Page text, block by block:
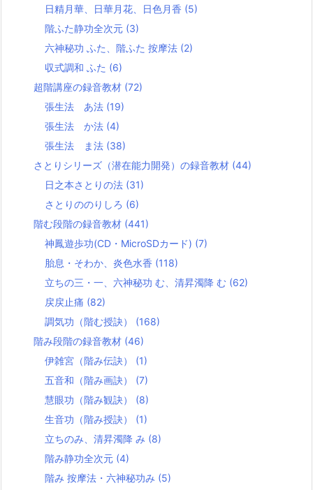
日精月華、日華月花、日色月香 (5)
階ふた静功全次元 (3)
六神秘功 ふた、階ふた 按摩法 (2)
収式調和 ふた (6)
超階講座の録音教材 (72)
張生法 あ法 (19)
張生法 か法 (4)
張生法 ま法 (38)
さとりシリーズ（潜在能力開発）の録音教材 (44)
日之本さとりの法 (31)
さとりののりしろ (6)
階む段階の録音教材 (441)
神鳳遊歩功(CD・MicroSDカード) (7)
胎息・そわか、炎色水香 (118)
立ちの三・一、六神秘功 む、清昇濁降 む (62)
戻戻止痛 (82)
調気功（階む授訣） (168)
階み段階の録音教材 (46)
伊雑宮（階み伝訣） (1)
五音和（階み画訣） (7)
慧眼功（階み観訣） (8)
生音功（階み授訣） (1)
立ちのみ、清昇濁降 み (8)
階み静功全次元 (4)
階み 按摩法・六神秘功み (5)